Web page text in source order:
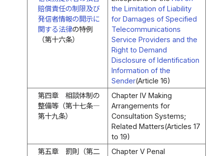
賠償責任の制限及び
発信者情報の開示に
関する法律の特例
（第十六条）
the Limitation of Liability
for Damages of Specified
Telecommunications
Service Providers and the
Right to Demand
Disclosure of Identification
Information of the
Sender(Article 16)
第四章 相談体制の
整備等（第十七条―
第十九条）
Chapter IV Making
Arrangements for
Consultation Systems;
Related Matters(Articles 17
to 19)
第五章 罰則（第二
Chapter V Penal